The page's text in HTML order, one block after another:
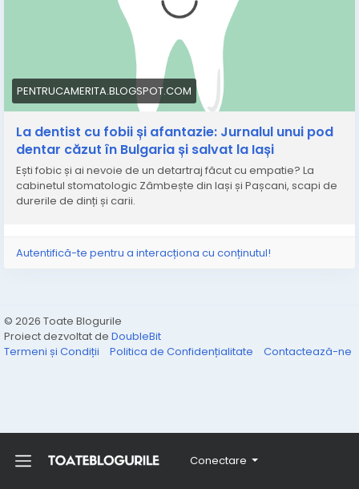
Conectare
PENTRUCAMERITA.BLOGSPOT.COM
La dentist cu fobii și afantazie: Jurnalul unui pod
dentar căzut în Bulgaria și salvat la Iași
Ești fobic și ai nevoie de un detartraj făcut cu empatie? La
cabinetul stomatologic Zâmbește din Iași și Pașcani, scapi de
durerile de dinți și carii.
Autentifică-te pentru a interacționa cu conținutul!
© 2026 Toate Blogurile
Proiect dezvoltat de DoubleBit
Termeni și Condiții
Politica de Confidențialitate Contactează-ne